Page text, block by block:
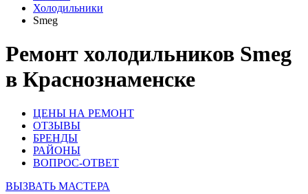
Холодильники
Smeg
Ремонт холодильников Smeg
в Краснознаменске
ЦЕНЫ НА РЕМОНТ
ОТЗЫВЫ
БРЕНДЫ
РАЙОНЫ
ВОПРОС-ОТВЕТ
ВЫЗВАТЬ МАСТЕРА